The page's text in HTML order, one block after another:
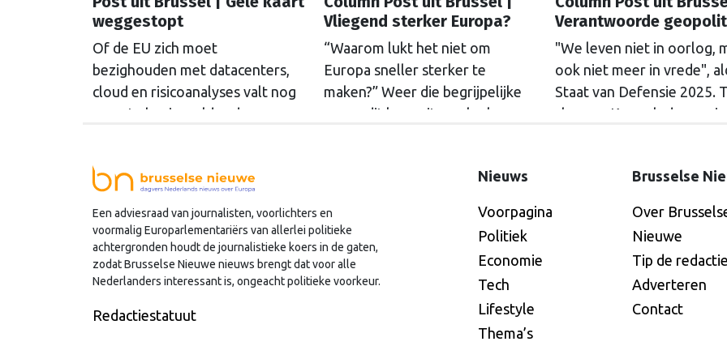
weggestopt
Of de EU zich moet
bezighouden met datacenters,
cloud en risicoanalyses valt nog
maar te bezien, aldus de
eerst in drie jaar overwoog de
trekken, schrijft onze columnist
Mendeltje van Keulen (cartoon).
Vliegend sterker Europa?
“Waarom lukt het niet om
Europa sneller sterker te
maken?” Weer die begrijpelijke
vraag, dit keer uit een leuke
ter voorbereiding op hun
poging tot antwoord van onze
columnist Mendeltje van Keulen
(cartoon) aan de hand van twee
stapeltjes “Brusselse post” van
Verantwoorde
"We leven niet in oorlog,
ook niet meer in vrede",
Staat van Defensie 2025.
sloegen Kamerleden vorige
bijpassende
Een adviesraad van journalisten, voorlichters en
voormalig Europarlementariërs van allerlei politieke
achtergronden houdt de journalistieke koers in de gaten,
zodat Brusselse Nieuwe nieuws brengt dat voor alle
Nederlanders interessant is, ongeacht politieke voorkeur.
Redactiestatuut
Nieuws
Voorpagina
Politiek
Economie
Tech
Lifestyle
Thema’s
Brusselse
Over
Nieuwe
Tip de redactie
Adverteren
Contact